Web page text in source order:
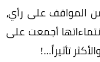
المواقف على رأي،
أجمعت على
تأثيراً...!